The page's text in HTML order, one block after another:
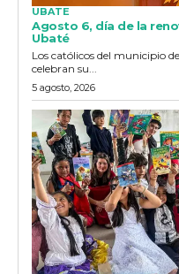
UBATE
Agosto 6, día de la
Ubaté
Los católicos del municipio
celebran su...
5 agosto, 2026